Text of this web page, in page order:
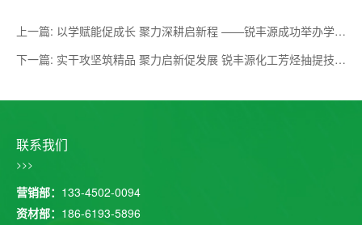
上一篇: 以学赋能促成长 聚力深耕启新程 ——锐丰源成功举办学习分享会
下一篇: 实干攻坚筑精品 聚力启新促发展 锐丰源化工芳烃抽提技改项目即将竣工
联系我们
>>>
营销部： 133-4502-0094
资材部： 186-6193-5896